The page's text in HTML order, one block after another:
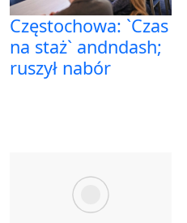
Częstochowa: `Czas
na staż` andndash;
ruszył nabór